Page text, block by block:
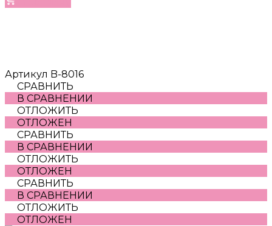
Артикул B-8016
СРАВНИТЬ
В СРАВНЕНИИ
ОТЛОЖИТЬ
ОТЛОЖЕН
СРАВНИТЬ
В СРАВНЕНИИ
ОТЛОЖИТЬ
ОТЛОЖЕН
СРАВНИТЬ
В СРАВНЕНИИ
ОТЛОЖИТЬ
ОТЛОЖЕН